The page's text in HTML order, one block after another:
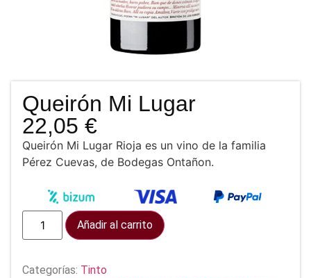
Queirón Mi Lugar
22,05 €
Queirón Mi Lugar Rioja es un vino de la familia
Pérez Cuevas, de Bodegas Ontañon.
Añadir al carrito
Categorías: Tinto